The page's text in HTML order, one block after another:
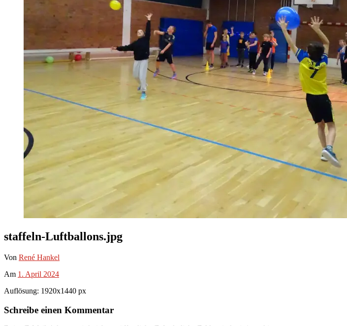
staffeln-Luftballons.jpg
Von René Hankel
Am 1. April 2024
Auflösung: 1920x1440 px
Schreibe einen Kommentar